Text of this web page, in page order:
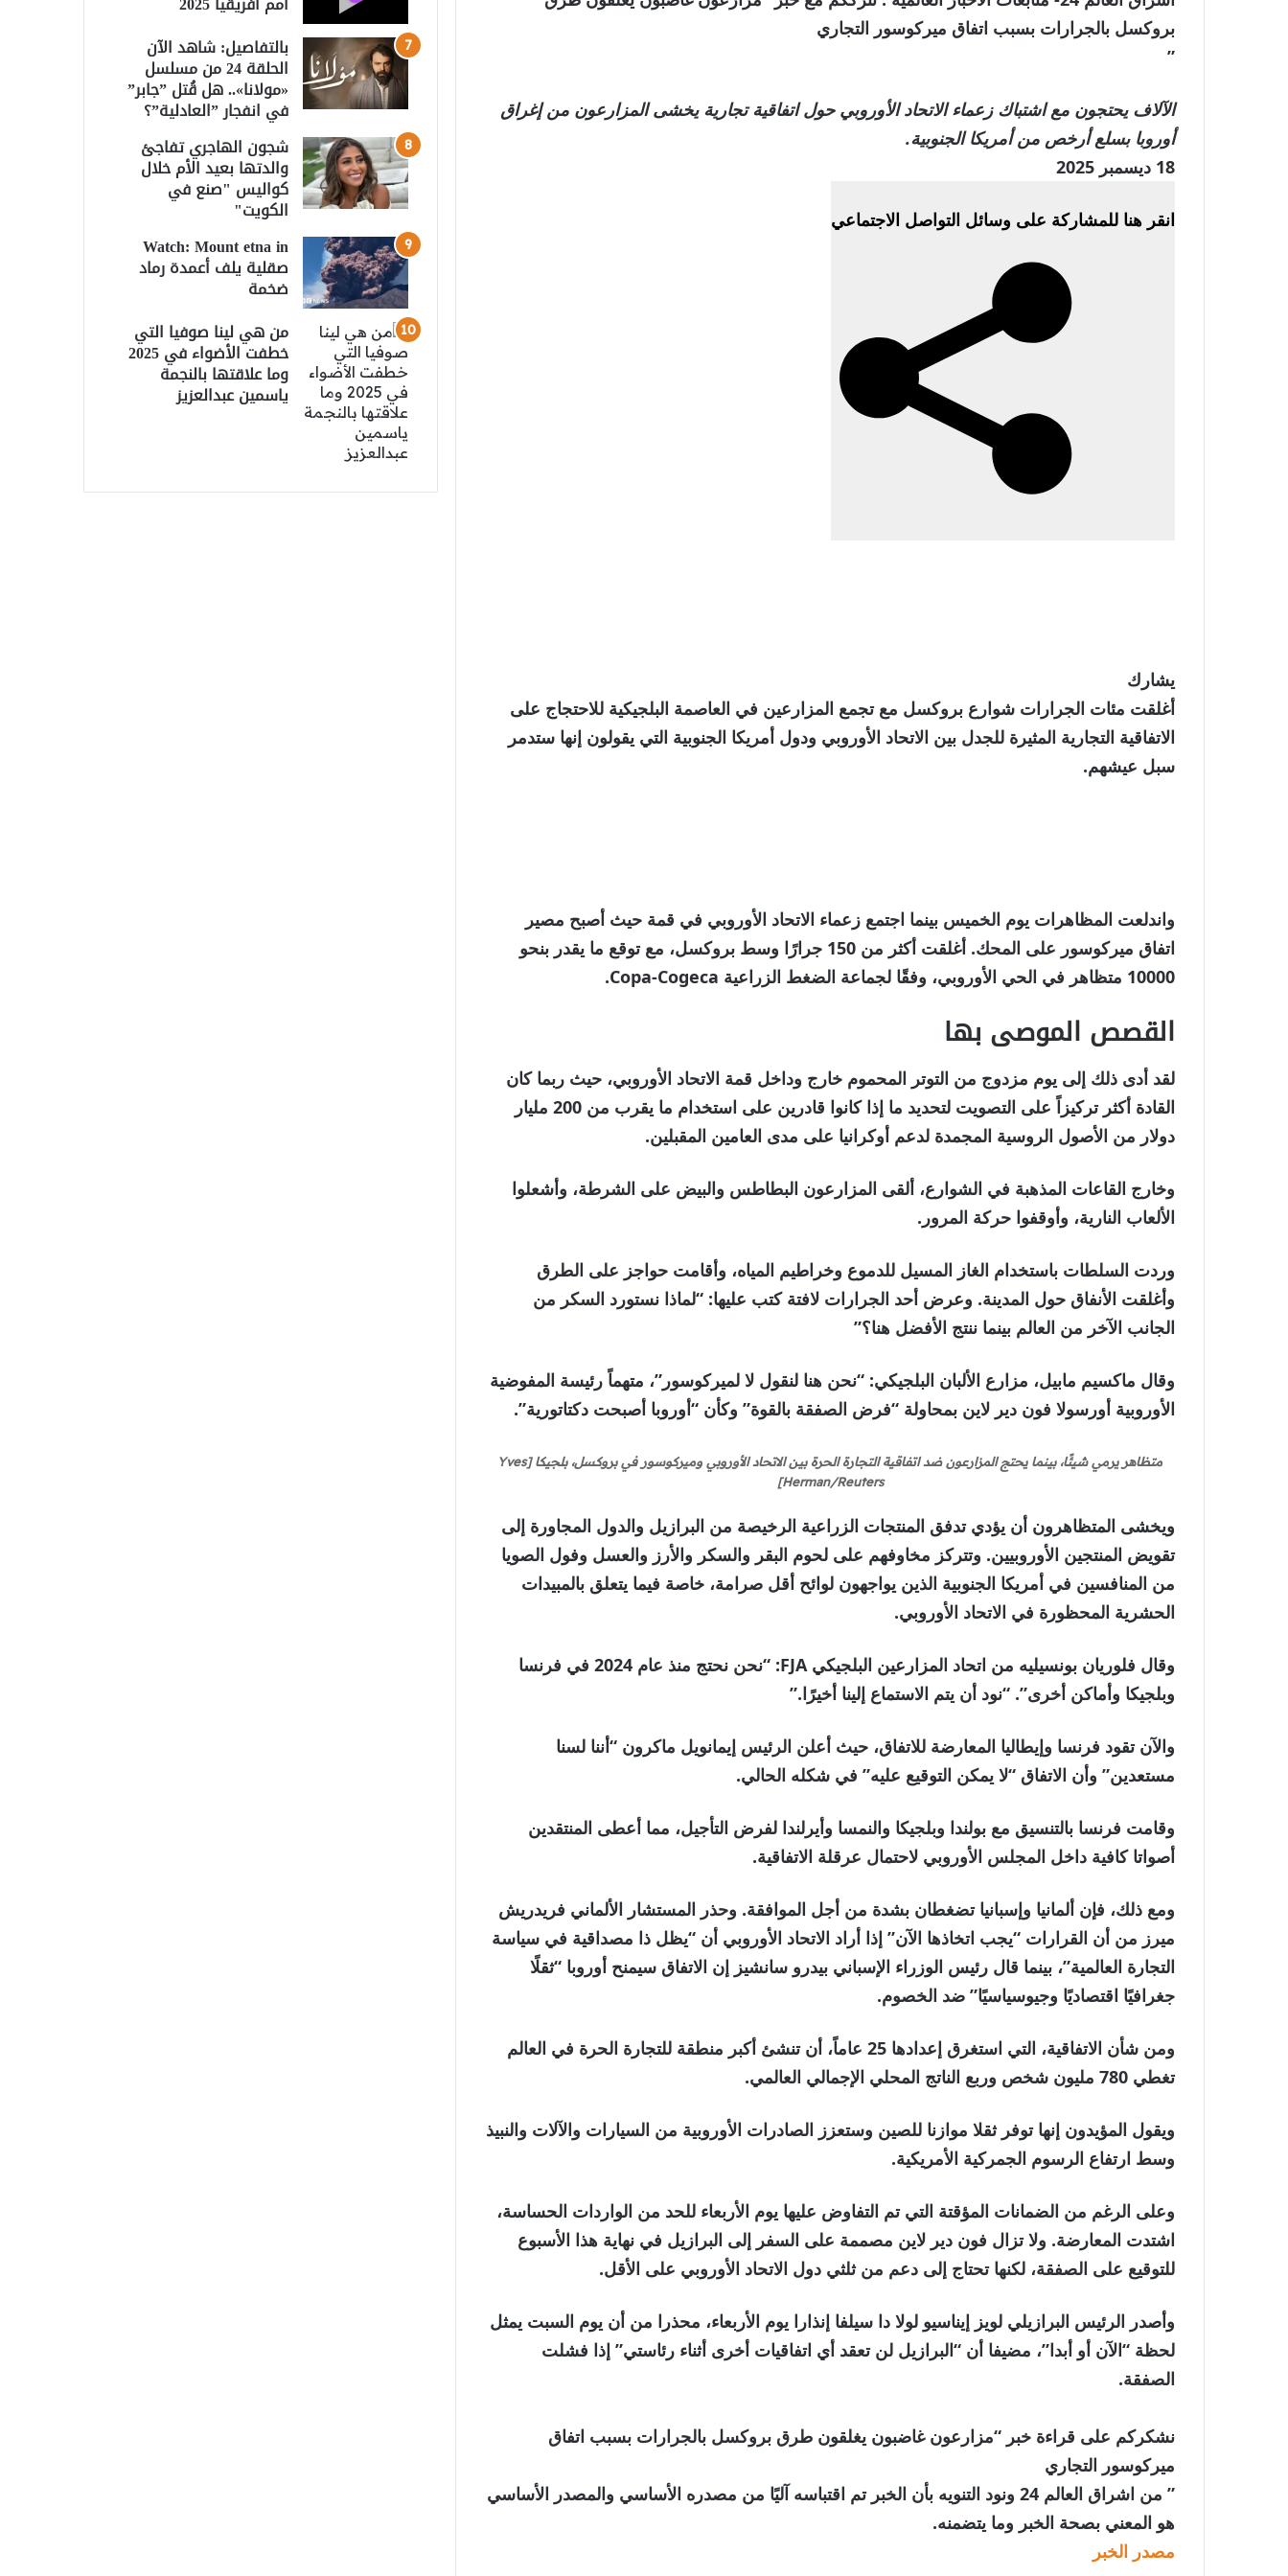
بروكسل بالجرارات بسبب اتفاق ميركوسور التجاري
”
الآلاف يحتجون مع اشتباك زعماء الاتحاد الأوروبي حول اتفاقية تجارية يخشى المزارعون من إغراق
أوروبا بسلع أرخص من أمريكا الجنوبية.
تم
في
18 ديسمبر 2025
انقر هنا للمشاركة على وسائل التواصل الاجتماعي
يشارك
أغلقت مئات الجرارات شوارع بروكسل مع تجمع المزارعين في العاصمة البلجيكية للاحتجاج على
الاتفاقية التجارية المثيرة للجدل بين الاتحاد الأوروبي ودول أمريكا الجنوبية التي يقولون إنها ستدمر
سبل عيشهم.
واندلعت المظاهرات يوم الخميس بينما اجتمع زعماء الاتحاد الأوروبي في قمة حيث أصبح مصير
اتفاق ميركوسور على المحك. أغلقت أكثر من 150 جرارًا وسط بروكسل، مع توقع ما يقدر بنحو
10000 متظاهر في الحي الأوروبي، وفقًا لجماعة الضغط الزراعية Copa-Cogeca.
القصص الموصى بها
قائمة
من
2
نهاية
القائمة
لقد أدى ذلك إلى يوم مزدوج من التوتر المحموم خارج وداخل قمة الاتحاد الأوروبي، حيث ربما كان
القادة أكثر تركيزاً على التصويت لتحديد ما إذا كانوا قادرين على استخدام ما يقرب من 200 مليار
دولار من الأصول الروسية المجمدة لدعم أوكرانيا على مدى العامين المقبلين.
وخارج القاعات المذهبة في الشوارع، ألقى المزارعون البطاطس والبيض على الشرطة، وأشعلوا
الألعاب النارية، وأوقفوا حركة المرور.
وردت السلطات باستخدام الغاز المسيل للدموع وخراطيم المياه، وأقامت حواجز على الطرق
وأغلقت الأنفاق حول المدينة. وعرض أحد الجرارات لافتة كتب عليها: “لماذا نستورد السكر من
الجانب الآخر من العالم بينما ننتج الأفضل هنا؟”
وقال ماكسيم مابيل، مزارع الألبان البلجيكي: “نحن هنا لنقول لا لميركوسور”، متهماً رئيسة المفوضية
الأوروبية أورسولا فون دير لاين بمحاولة “فرض الصفقة بالقوة” وكأن “أوروبا أصبحت دكتاتورية”.
متظاهر يرمي شيئًا، بينما يحتج المزارعون ضد اتفاقية التجارة الحرة بين الاتحاد الأوروبي وميركوسور في بروكسل، بلجيكا [Yves
Herman/Reuters]
ويخشى المتظاهرون أن يؤدي تدفق المنتجات الزراعية الرخيصة من البرازيل والدول المجاورة إلى
تقويض المنتجين الأوروبيين. وتتركز مخاوفهم على لحوم البقر والسكر والأرز والعسل وفول الصويا
من المنافسين في أمريكا الجنوبية الذين يواجهون لوائح أقل صرامة، خاصة فيما يتعلق بالمبيدات
الحشرية المحظورة في الاتحاد الأوروبي.
وقال فلوريان بونسيليه من اتحاد المزارعين البلجيكي FJA: “نحن نحتج منذ عام 2024 في فرنسا
وبلجيكا وأماكن أخرى”. “نود أن يتم الاستماع إلينا أخيرًا.”
والآن تقود فرنسا وإيطاليا المعارضة للاتفاق، حيث أعلن الرئيس إيمانويل ماكرون “أننا لسنا
مستعدين” وأن الاتفاق “لا يمكن التوقيع عليه” في شكله الحالي.
وقامت فرنسا بالتنسيق مع بولندا وبلجيكا والنمسا وأيرلندا لفرض التأجيل، مما أعطى المنتقدين
أصواتا كافية داخل المجلس الأوروبي لاحتمال عرقلة الاتفاقية.
ومع ذلك، فإن ألمانيا وإسبانيا تضغطان بشدة من أجل الموافقة. وحذر المستشار الألماني فريدريش
ميرز من أن القرارات “يجب اتخاذها الآن” إذا أراد الاتحاد الأوروبي أن “يظل ذا مصداقية في سياسة
التجارة العالمية”، بينما قال رئيس الوزراء الإسباني بيدرو سانشيز إن الاتفاق سيمنح أوروبا “ثقلًا
جغرافيًا اقتصاديًا وجيوسياسيًا” ضد الخصوم.
ومن شأن الاتفاقية، التي استغرق إعدادها 25 عاماً، أن تنشئ أكبر منطقة للتجارة الحرة في العالم
تغطي 780 مليون شخص وربع الناتج المحلي الإجمالي العالمي.
ويقول المؤيدون إنها توفر ثقلا موازنا للصين وستعزز الصادرات الأوروبية من السيارات والآلات والنبيذ
وسط ارتفاع الرسوم الجمركية الأمريكية.
وعلى الرغم من الضمانات المؤقتة التي تم التفاوض عليها يوم الأربعاء للحد من الواردات الحساسة،
اشتدت المعارضة. ولا تزال فون دير لاين مصممة على السفر إلى البرازيل في نهاية هذا الأسبوع
للتوقيع على الصفقة، لكنها تحتاج إلى دعم من ثلثي دول الاتحاد الأوروبي على الأقل.
وأصدر الرئيس البرازيلي لويز إيناسيو لولا دا سيلفا إنذارا يوم الأربعاء، محذرا من أن يوم السبت يمثل
لحظة “الآن أو أبدا”، مضيفا أن “البرازيل لن تعقد أي اتفاقيات أخرى أثناء رئاستي” إذا فشلت
الصفقة.
نشكركم على قراءة خبر “مزارعون غاضبون يغلقون طرق بروكسل بالجرارات بسبب اتفاق
ميركوسور التجاري
” من اشراق العالم 24 ونود التنويه بأن الخبر تم اقتباسه آليًا من مصدره الأساسي والمصدر الأساسي
هو المعني بصحة الخبر وما يتضمنه.
مصدر الخبر
بالتفاصيل: شاهد الآن
الحلقة 24 من مسلسل
«مولانا».. هل قُتل ”جابر”
في انفجار ”العادلية”؟
شجون الهاجري تفاجئ
والدتها بعيد الأم خلال
كواليس "صنع في
الكويت"
Watch: Mount etna in
صقلية يلف أعمدة رماد
ضخمة
من هي لينا صوفيا التي
خطفت الأضواء في 2025
وما علاقتها بالنجمة
ياسمين عبدالعزيز